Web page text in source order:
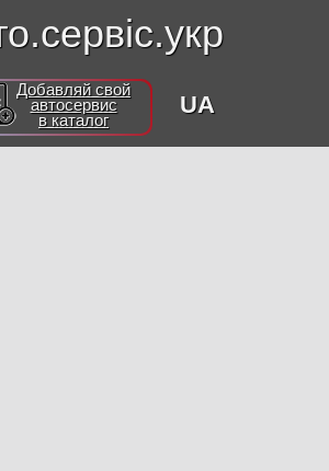
Добавляй свой
автосервис
в каталог
UA